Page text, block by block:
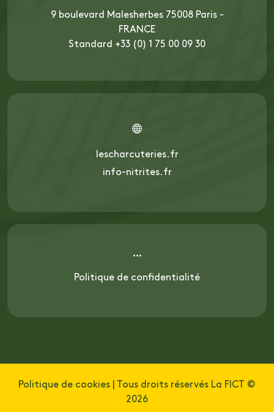
9 boulevard Malesherbes 75008 Paris -
FRANCE
Standard +33 (0) 1 75 00 09 30
lescharcuteries.fr
info-nitrites.fr
Politique de confidentialité
Politique de cookies | Tous droits réservés La FICT ©
2026